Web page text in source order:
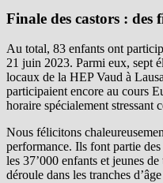
Finale des castors : des
Au total, 83 enfants ont
21 juin 2023. Parmi eux, sept
locaux de la HEP Vaud à
participaient encore au cours
horaire spécialement
Nous félicitons
performance. Ils font partie
les 37’000 enfants et jeunes
déroule dans les tranches